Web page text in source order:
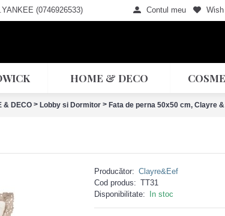
(0746926533) Contul meu
HOME & DECO
& DECO > Lobby si Dormitor > Fata de perna 50x50 cm, Clayre
Producător: Clayre&Eef
Cod produs: TT31
Disponibilitate:
In stoc